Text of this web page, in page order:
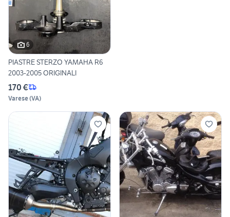
6
PIASTRE STERZO YAMAHA R6
2003-2005 ORIGINALI
170 €
Varese(VA)